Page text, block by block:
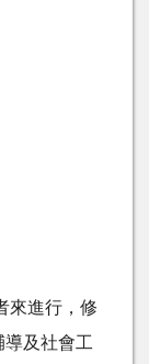
來進行，修
及社會工